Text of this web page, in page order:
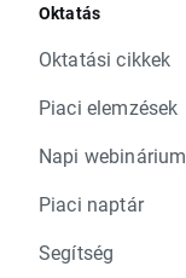
Oktatás
Oktatási cikkek
Piaci elemzések
Napi
Piaci naptár
Segítség